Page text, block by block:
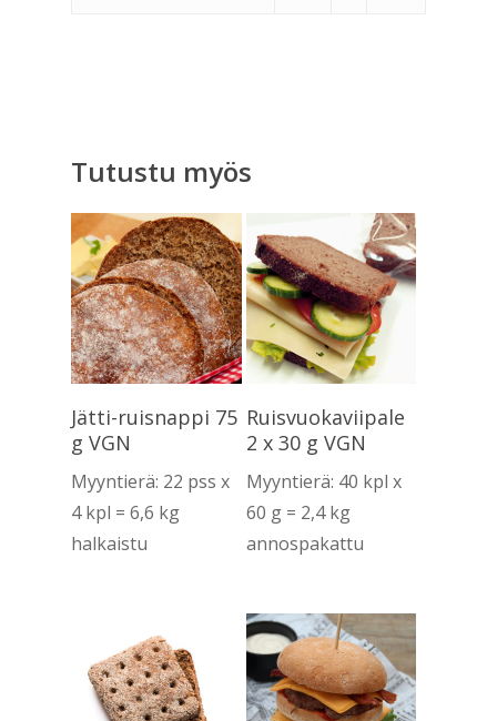
Tutustu myös
Lue Lisää
Jätti-ruisnappi 75
g VGN
Myyntierä: 22 pss x
4 kpl = 6,6 kg
halkaistu
Lue Lisää
Ruisvuokaviipale
2 x 30 g VGN
Myyntierä: 40 kpl x
60 g = 2,4 kg
annospakattu